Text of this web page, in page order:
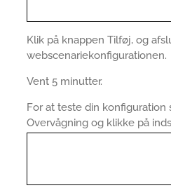
Klik på knappen Tilføj, og
webscenariekonfigurationen.
Vent 5 minutter.
For at teste din konfiguration
Overvågning og klikke på